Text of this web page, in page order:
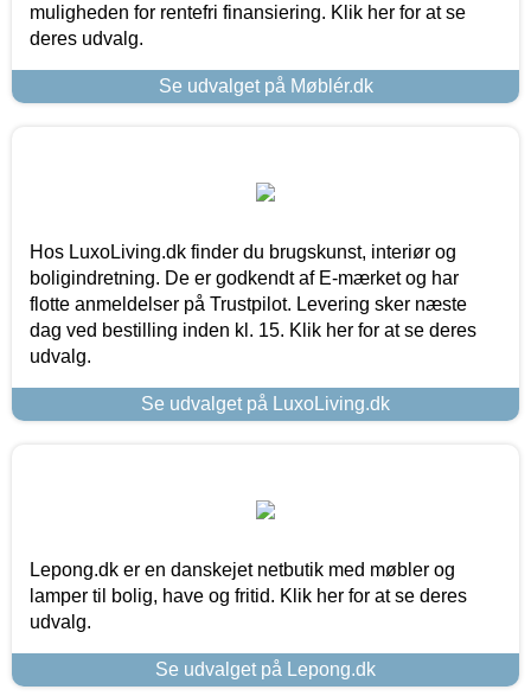
muligheden for rentefri finansiering. Klik her for at se
deres udvalg.
Se udvalget på Møblér.dk
Hos LuxoLiving.dk finder du brugskunst, interiør og
boligindretning. De er godkendt af E-mærket og har
flotte anmeldelser på Trustpilot. Levering sker næste
dag ved bestilling inden kl. 15. Klik her for at se deres
udvalg.
Se udvalget på LuxoLiving.dk
Lepong.dk er en danskejet netbutik med møbler og
lamper til bolig, have og fritid. Klik her for at se deres
udvalg.
Se udvalget på Lepong.dk